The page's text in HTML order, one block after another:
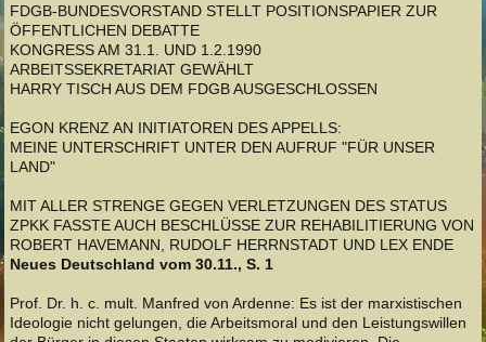
FDGB-BUNDESVORSTAND STELLT POSITIONSPAPIER ZUR
ÖFFENTLICHEN DEBATTE
KONGRESS AM 31.1. UND 1.2.1990
ARBEITSSEKRETARIAT GEWÄHLT
HARRY TISCH AUS DEM FDGB AUSGESCHLOSSEN
EGON KRENZ AN INITIATOREN DES APPELLS:
MEINE UNTERSCHRIFT UNTER DEN AUFRUF "FÜR UNSER
LAND"
MIT ALLER STRENGE GEGEN VERLETZUNGEN DES STATUS
ZPKK FASSTE AUCH BESCHLÜSSE ZUR REHABILITIERUNG VON
ROBERT HAVEMANN, RUDOLF HERRNSTADT UND LEX ENDE
Neues Deutschland vom 30.11., S. 1
Prof. Dr. h. c. mult. Manfred von Ardenne: Es ist der marxistischen
Ideologie nicht gelungen, die Arbeitsmoral und den Leistungswillen